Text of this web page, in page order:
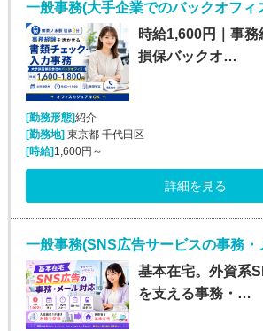
一般事務(大手企業でのバックオフィ
時給1,600円｜事
損保バックオ…
[勤務形態]紹介
[勤務地] 東京都 千代田区
[時給] 1,600円～
詳細を見る
一般事務(SNS広告サービスの事務・
基本在宅。外資系
を支える事務・…